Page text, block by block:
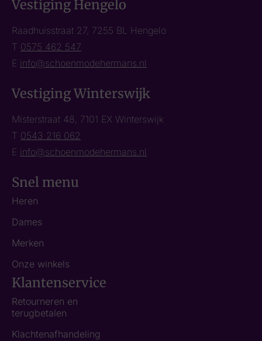
Vestiging Hengelo
Raadhuisstraat 27, 7255 BL Hengelo
T 0575 462 547
E info@schoenmodehermans.nl
Vestiging Winterswijk
Misterstraat 48, 7101 EX Winterswijk
T 0543 216 062
E info@schoenmodehermans.nl
Snel menu
Heren
Dames
Merken
Onze winkels
Klantenservice
Retourneren en
terugbetalen
Klachtenafhandeling